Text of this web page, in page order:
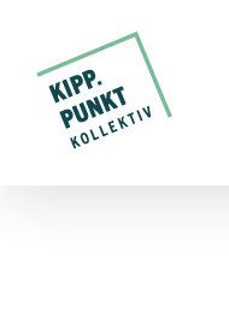
springen